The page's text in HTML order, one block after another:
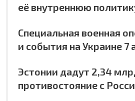
её внутреннюю
Специальная военная
и события на Украине 7
Эстонии дадут 2,34
противостояние с